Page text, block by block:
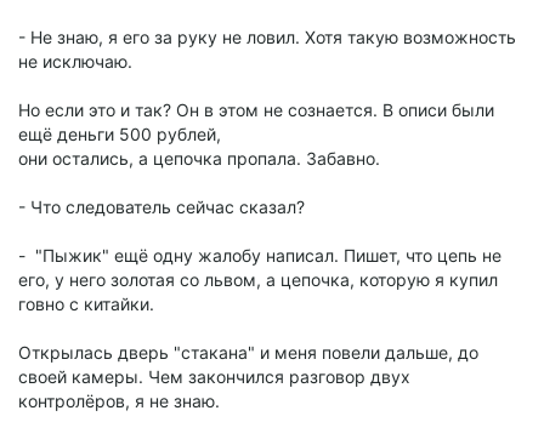
- Не знаю, я его за руку не ловил. Хотя такую возможность
не исключаю.
Но если это и так? Он в этом не сознается. В описи были
ещё деньги 500 рублей,
они остались, а цепочка пропала. Забавно.
- Что следователь сейчас сказал?
- "Пыжик" ещё одну жалобу написал. Пишет, что цепь не
его, у него золотая со львом, а цепочка, которую я купил
говно с китайки.
Открылась дверь "стакана" и меня повели дальше, до
своей камеры. Чем закончился разговор двух
контролёров, я не знаю.